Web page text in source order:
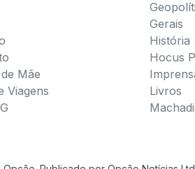
Mãe
Viagens
Gerais
História
Hocus
Livros